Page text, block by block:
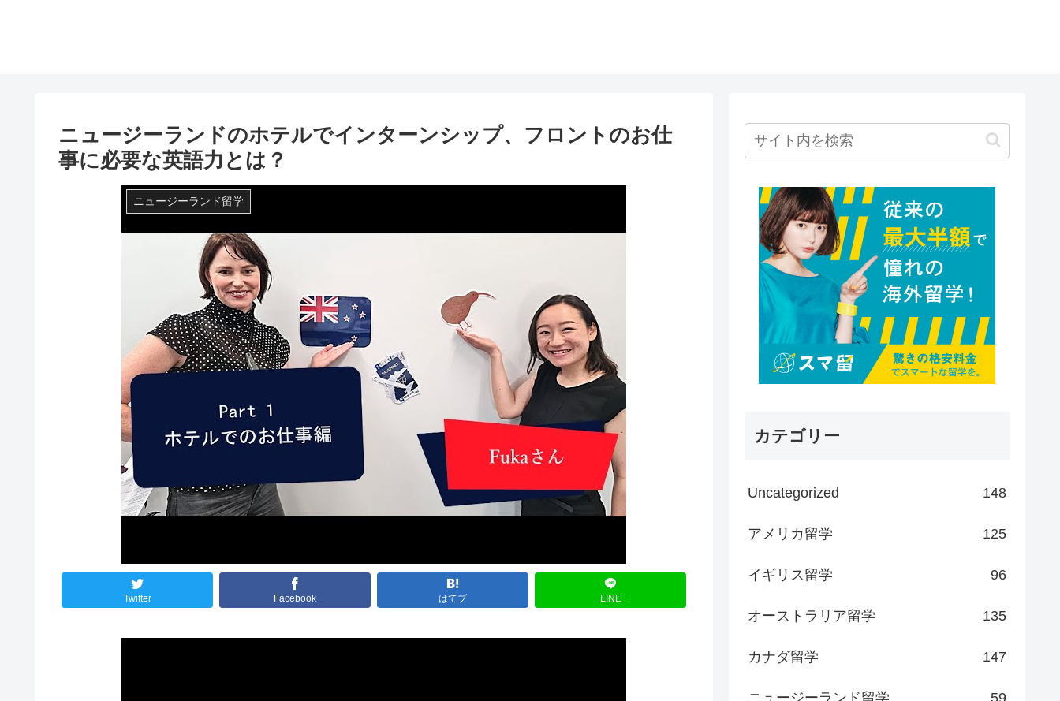
ニュージーランドのホテルでインターンシップ、フロントのお仕
事に必要な英語力とは？
ニュージーランド留学
Twitter Facebook はてブ LINE
カテゴリー
Uncategorized 148
アメリカ留学 125
イギリス留学 96
オーストラリア留学 135
カナダ留学 147
ニュージーランド留学 59